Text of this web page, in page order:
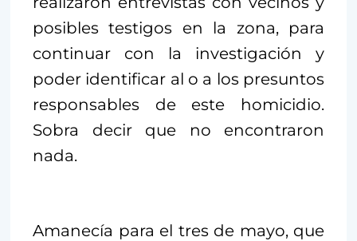
posibles testigos en la zona, para
continuar con la investigación y
poder identificar al o a los presuntos
responsables de este homicidio.
Sobra decir que no encontraron
nada.
Amanecía para el tres de mayo, que